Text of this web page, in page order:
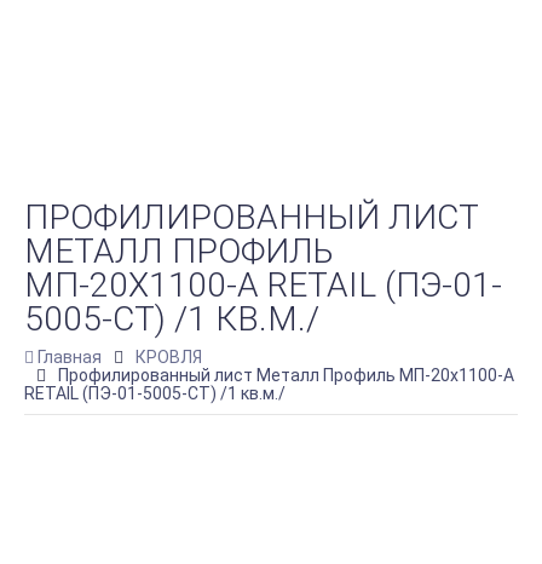
ПРОФИЛИРОВАННЫЙ ЛИСТ
МЕТАЛЛ ПРОФИЛЬ
МП-20Х1100-A RETAIL (ПЭ-01-
5005-СТ) /1 КВ.М./
Главная
КРОВЛЯ
Профилированный лист Металл Профиль МП-20х1100-A
RETAIL (ПЭ-01-5005-СТ) /1 кв.м./